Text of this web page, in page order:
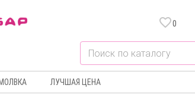
0
ЛУЧШАЯ ЦЕНА